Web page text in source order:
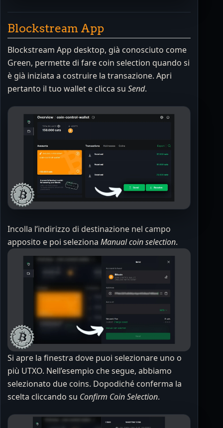
Blockstream App
Blockstream App desktop, già conosciuto come
Green, permette di fare coin selection quando si
è già iniziata a costruire la transazione. Apri
pertanto il tuo wallet e clicca su Send.
Incolla l’indirizzo di destinazione nel campo
apposito e poi seleziona Manual coin selection.
Si apre la finestra dove puoi selezionare uno o
più UTXO. Nell’esempio che segue, abbiamo
selezionato due coins. Dopodiché conferma la
scelta cliccando su Confirm Coin Selection.